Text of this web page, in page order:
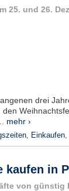
25. und 26.
drei
mehr ›
, Einkaufen,
kaufen in
von günstig